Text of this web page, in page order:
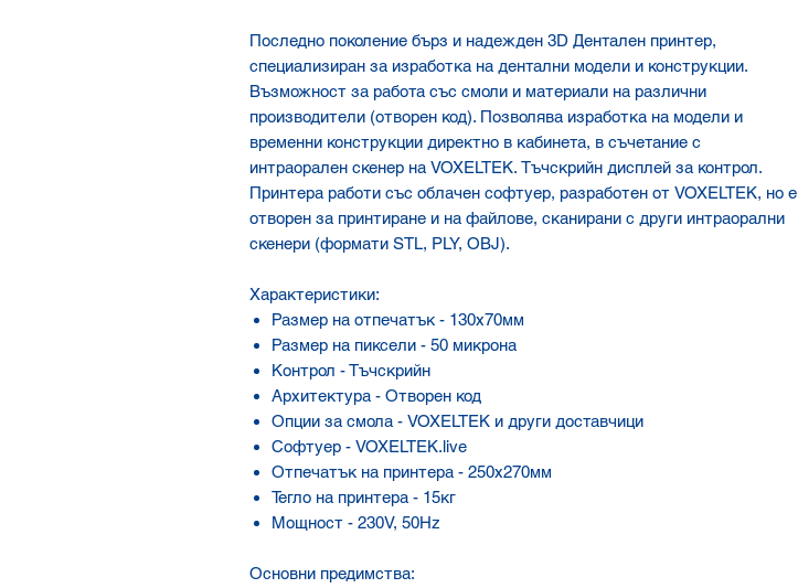
Последно поколение бърз и надежден 3D Дентален принтер,
специализиран за изработка на дентални модели и конструкции.
Възможност за работа със смоли и материали на различни
производители (отворен код). Позволява изработка на модели и
временни конструкции директно в кабинета, в съчетание с
интраорален скенер на VOXELTEK. Тъчскрийн дисплей за контрол.
Принтера работи със облачен софтуер, разработен от VOXELTEK, но е
отворен за принтиране и на файлове, сканирани с други интраорални
скенери (формати STL, PLY, OBJ).
Характеристики:
Размер на отпечатък - 130х70мм
Размер на пиксели - 50 микрона
Контрол - Тъчскрийн
Архитектура - Отворен код
Опции за смола - VOXELTEK и други доставчици
Софтуер - VOXELTEK.live
Отпечатък на принтера - 250х270мм
Тегло на принтера - 15кг
Мощност - 230V, 50Hz
Основни предимства: